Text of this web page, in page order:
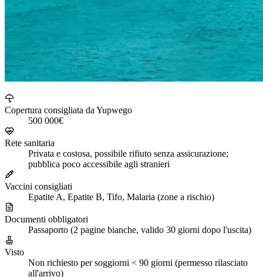
Copertura consigliata da Yupwego
500 000€
Rete sanitaria
Privata e costosa, possibile rifiuto senza assicurazione;
pubblica poco accessibile agli stranieri
Vaccini consigliati
Epatite A, Epatite B, Tifo, Malaria (zone a rischio)
Documenti obbligatori
Passaporto (2 pagine bianche, valido 30 giorni dopo l'uscita)
Visto
Non richiesto per soggiorni < 90 giorni (permesso rilasciato
all'arrivo)